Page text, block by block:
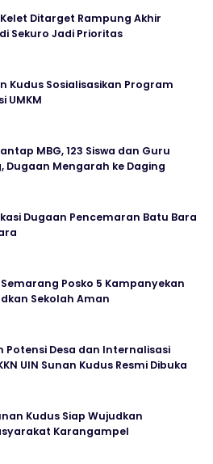
Ditarget Rampung Akhir
Sekuro Jadi Prioritas
Kudus Sosialisasikan Program
UMKM
MBG, 123 Siswa dan Guru
Dugaan Mengarah ke Daging
Dugaan Pencemaran Batu Bara
Semarang Posko 5 Kampanyekan
Sekolah Aman
Potensi Desa dan Internalisasi
UIN Sunan Kudus Resmi Dibuka
Kudus Siap Wujudkan
Karangampel